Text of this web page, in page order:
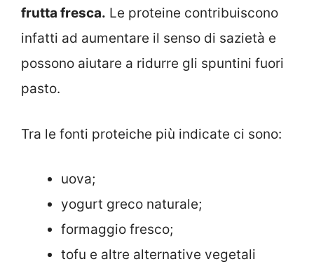
frutta fresca. Le proteine contribuiscono
infatti ad aumentare il senso di sazietà e
possono aiutare a ridurre gli spuntini fuori
pasto.
Tra le fonti proteiche più indicate ci sono:
uova;
yogurt greco naturale;
formaggio fresco;
tofu e altre alternative vegetali